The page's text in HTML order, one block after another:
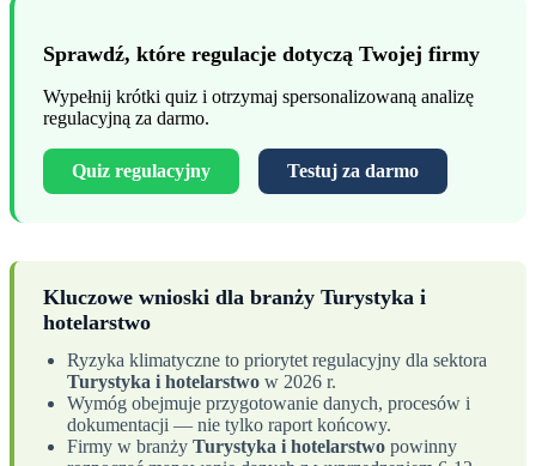
Sprawdź, które regulacje dotyczą Twojej firmy
Wypełnij krótki quiz i otrzymaj spersonalizowaną analizę
regulacyjną za darmo.
Quiz regulacyjny Testuj za darmo
Kluczowe wnioski dla branży Turystyka i
hotelarstwo
Ryzyka klimatyczne to priorytet regulacyjny dla sektora
Turystyka i hotelarstwo w 2026 r.
Wymóg obejmuje przygotowanie danych, procesów i
dokumentacji — nie tylko raport końcowy.
Firmy w branży Turystyka i hotelarstwo powinny